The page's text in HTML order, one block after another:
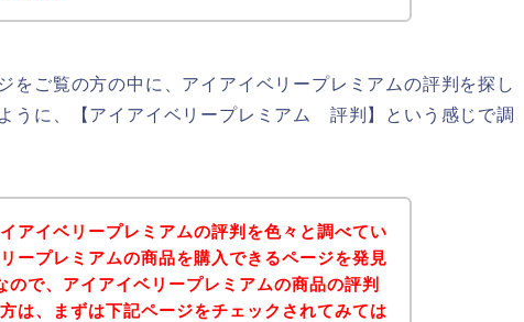
をご覧の方の中に、アイアイベリープレミアムの評判を探し
うに、【アイアイベリープレミアム 評判】という感じで調
アイベリープレミアムの評判を色々と調べてい
ープレミアムの商品を購入できるページを発見
ので、アイアイベリープレミアムの商品の評判
は、まずは下記ページをチェックされてみては